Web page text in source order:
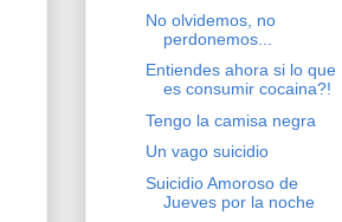
No olvidemos, no
perdonemos...
Entiendes ahora si lo que
es consumir cocaina?!
Tengo la camisa negra
Un vago suicidio
Suicidio Amoroso de
Jueves por la noche